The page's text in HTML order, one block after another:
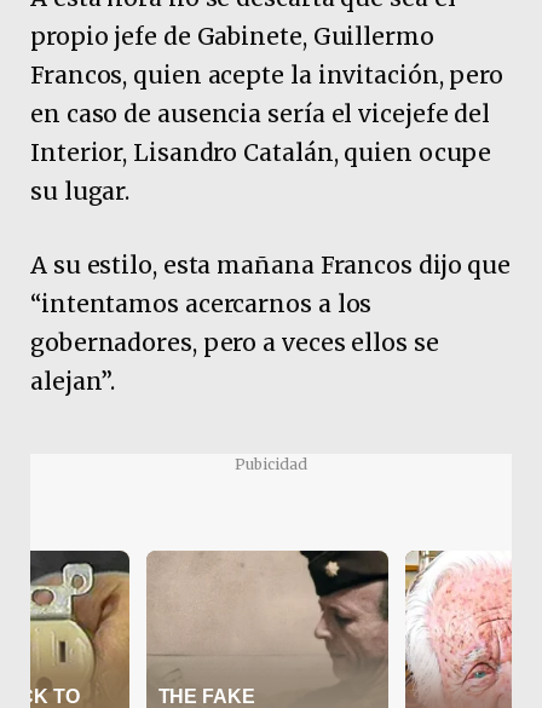
propio jefe de Gabinete, Guillermo
Francos, quien acepte la invitación, pero
en caso de ausencia sería el vicejefe del
Interior, Lisandro Catalán, quien ocupe
su lugar.
A su estilo, esta mañana Francos dijo que
“intentamos acercarnos a los
gobernadores, pero a veces ellos se
alejan”.
Pubicidad